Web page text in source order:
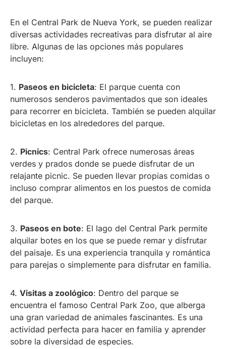
En el Central Park de Nueva York, se pueden realizar
diversas actividades recreativas para disfrutar al aire
libre. Algunas de las opciones más populares
incluyen:
1. Paseos en bicicleta: El parque cuenta con
numerosos senderos pavimentados que son ideales
para recorrer en bicicleta. También se pueden alquilar
bicicletas en los alrededores del parque.
2. Picnics: Central Park ofrece numerosas áreas
verdes y prados donde se puede disfrutar de un
relajante picnic. Se pueden llevar propias comidas o
incluso comprar alimentos en los puestos de comida
del parque.
3. Paseos en bote: El lago del Central Park permite
alquilar botes en los que se puede remar y disfrutar
del paisaje. Es una experiencia tranquila y romántica
para parejas o simplemente para disfrutar en familia.
4. Visitas a zoológico: Dentro del parque se
encuentra el famoso Central Park Zoo, que alberga
una gran variedad de animales fascinantes. Es una
actividad perfecta para hacer en familia y aprender
sobre la diversidad de especies.